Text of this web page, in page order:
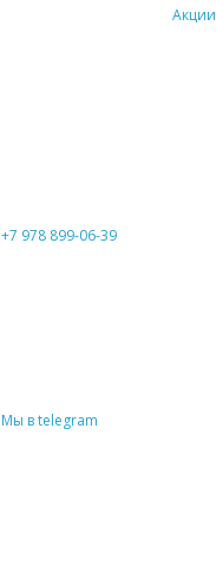
Акции
+7 978 899-06-39
Мы в telegram